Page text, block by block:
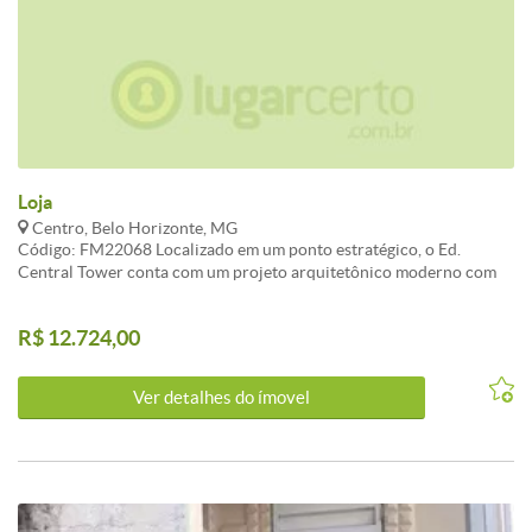
Loja
Centro, Belo Horizonte, MG
Código: FM22068 Localizado em um ponto estratégico, o Ed.
Central Tower conta com um projeto arquitetônico moderno com
CARACTERISTICAS:3 Elevador social
R$ 12.724,00
Ver detalhes do ímovel